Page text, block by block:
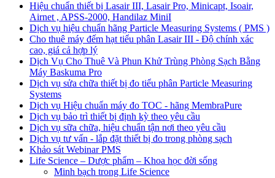
Hiệu chuẩn thiết bị Lasair III, Lasair Pro, Minicapt, Isoair,
Airnet , APSS-2000, Handilaz MiniI
Dịch vụ hiệu chuẩn hãng Particle Measuring Systems ( PMS )
Cho thuê máy đếm hạt tiểu phân Lasair III - Độ chính xác
cao, giá cả hợp lý
Dịch Vụ Cho Thuê Và Phun Khử Trùng Phòng Sạch Bằng
Máy Baskuma Pro
Dịch vụ sửa chữa thiết bị đo tiểu phân Particle Measuring
Systems
Dịch vụ Hiệu chuẩn máy đo TOC - hãng MembraPure
Dịch vụ bảo trì thiết bị định kỳ theo yêu cầu
Dịch vụ sữa chữa, hiệu chuẩn tận nơi theo yêu cầu
Dịch vụ tư vấn - lắp đặt thiết bị đo trong phòng sạch
Khảo sát Webinar PMS
Life Science – Dược phẩm – Khoa học đời sống
Minh bạch trong Life Science